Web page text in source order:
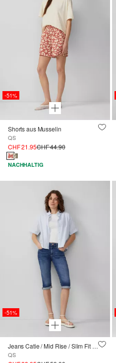
-51%
Shorts aus Musselin
QS
CHF 21.95CHF 44.90
NACHHALTIG
-51%
Jeans Catie / Mid Rise / Slim Fit / Capri Length
QS